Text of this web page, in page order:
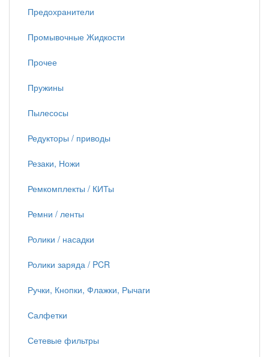
Предохранители
Промывочные Жидкости
Прочее
Пружины
Пылесосы
Редукторы / приводы
Резаки, Ножи
Ремкомплекты / КИТы
Ремни / ленты
Ролики / насадки
Ролики заряда / PCR
Ручки, Кнопки, Флажки, Рычаги
Салфетки
Сетевые фильтры